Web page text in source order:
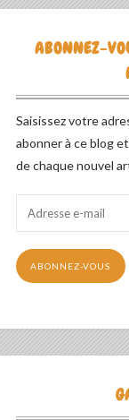
ABONNEZ-
Saisissez votre
abonner à ce blog
de chaque nouvel
mail
ABONNEZ-VOUS